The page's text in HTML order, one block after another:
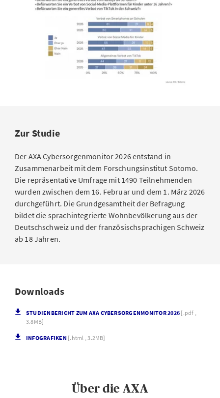
Zur Studie
Der AXA Cybersorgenmonitor 2026 entstand in
Zusammenarbeit mit dem Forschungsinstitut Sotomo.
Die repräsentative Umfrage mit 1490 Teilnehmenden
wurden zwischen dem 16. Februar und dem 1. März 2026
durchgeführt. Die Grundgesamtheit der Befragung
bildet die sprachintegrierte Wohnbevölkerung aus der
Deutschschweiz und der französischsprachigen Schweiz
ab 18 Jahren.
Downloads
STUDIENBERICHT ZUM AXA CYBERSORGENMONITOR 2026 [.pdf ,
3.8MB]
INFOGRAFIKEN [.html , 3.2MB]
Über die AXA